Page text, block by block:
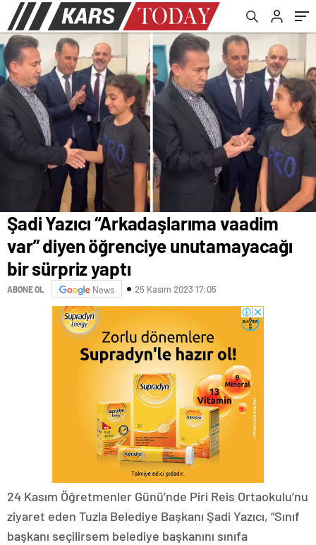
Şadi Yazıcı “Arkadaşlarıma vaadim
var” diyen öğrenciye unutamayacağı
bir sürpriz yaptı
ABONE OL News 25 Kasım 2023 17:05
24 Kasım Öğretmenler Günü’nde Piri Reis Ortaokulu’nu
ziyaret eden Tuzla Belediye Başkanı Şadi Yazıcı, “Sınıf
başkanı seçilirsem belediye başkanını sınıfa